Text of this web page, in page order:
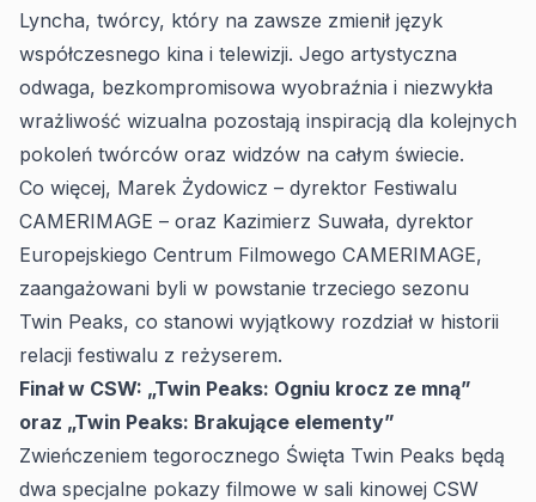
Lyncha, twórcy, który na zawsze zmienił język
współczesnego kina i telewizji. Jego artystyczna
odwaga, bezkompromisowa wyobraźnia i niezwykła
wrażliwość wizualna pozostają inspiracją dla kolejnych
pokoleń twórców oraz widzów na całym świecie.
Co więcej, Marek Żydowicz – dyrektor Festiwalu
CAMERIMAGE – oraz Kazimierz Suwała, dyrektor
Europejskiego Centrum Filmowego CAMERIMAGE,
zaangażowani byli w powstanie trzeciego sezonu
Twin Peaks, co stanowi wyjątkowy rozdział w historii
relacji festiwalu z reżyserem.
Finał w CSW: „Twin Peaks: Ogniu krocz ze mną”
oraz „Twin Peaks: Brakujące elementy”
Zwieńczeniem tegorocznego Święta Twin Peaks będą
dwa specjalne pokazy filmowe w sali kinowej CSW